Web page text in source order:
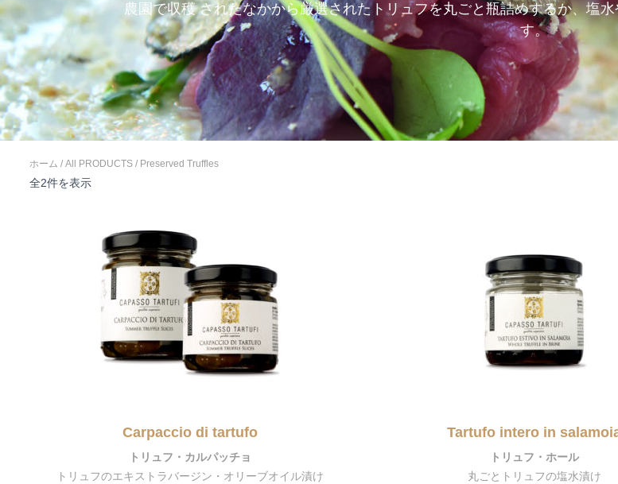
農園で収穫 されたなかから厳選されたトリュフを丸ごと瓶詰めするか、塩
す。
ホーム / All PRODUCTS / Preserved Truffles
全2件を表示新
Carpaccio di tartufo
トリュフ・カルパッチョ
トリュフのエキストラバージン・オリーブオイル漬け
Tartufo intero in
トリュフ・ホール
丸ごとトリュフの塩水漬け